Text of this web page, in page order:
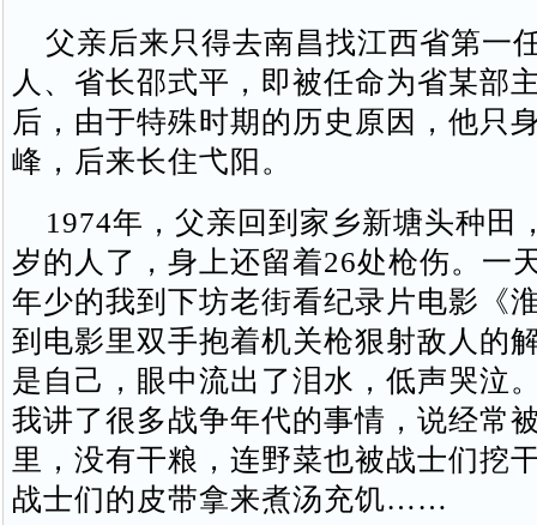
父亲后来只得去南昌找江西省第一
人、省长邵式平，即被任命为省某部
后，由于特殊时期的历史原因，他只
峰，后来长住弋阳。
1974年，父亲回到家乡新塘头种田
岁的人了，身上还留着26处枪伤。一
年少的我到下坊老街看纪录片电影《
到电影里双手抱着机关枪狠射敌人的
是自己，眼中流出了泪水，低声哭泣
我讲了很多战争年代的事情，说经常
里，没有干粮，连野菜也被战士们挖
战士们的皮带拿来煮汤充饥……